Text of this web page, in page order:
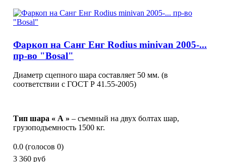
Фаркоп на Санг Енг Rodius minivan 2005-...
пр-во "Bosal"
Диаметр сцепного шара составляет 50 мм. (в
соответствии с ГОСТ Р 41.55-2005)
Тип шара « А » – съемный на двух болтах шар,
грузоподъемность 1500 кг.
0.0 (голосов 0)
3 360 руб